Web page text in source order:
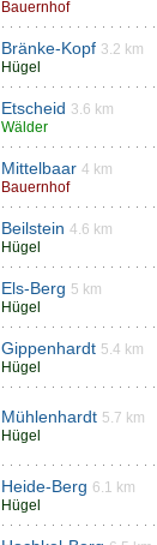
Bauernhof
Bränke-Kopf 3.2 km
Hügel
Etscheid 3.6 km
Wälder
Mittelbaar 4 km
Bauernhof
Beilstein 4.6 km
Hügel
Els-Berg 5 km
Hügel
Gippenhardt 5.4 km
Hügel
Mühlenhardt 5.7 km
Hügel
Heide-Berg 6.1 km
Hügel